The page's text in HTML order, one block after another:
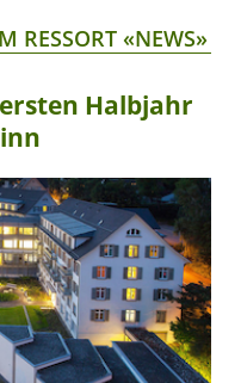
RESSORT «NEWS»
Halbjahr